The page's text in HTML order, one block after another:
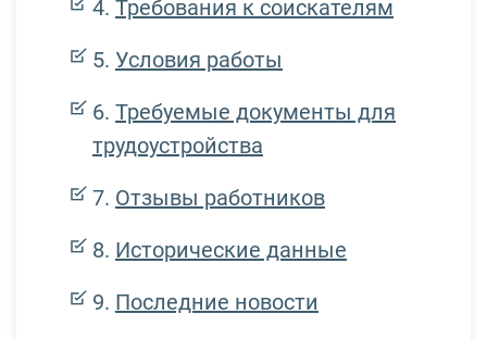
Требования к соискателям
Условия работы
Требуемые документы для
трудоустройства
Отзывы работников
Исторические данные
Последние новости